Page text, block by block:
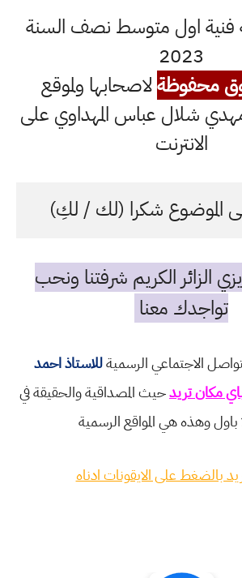
فنية اول متوسط نصف السنة
2023
محفوظةلاصحابها ولموقع
شلال عباس المهداوي على
الانترنت
الموضوع شكرا (لك / لكِ)
الزائر الكريم شرفتنا ونحب
تواجدك معنا
الاجتماعي الرسميةللاستاذ احمد
مكان تريدحيث المصداقية والحقيقة في
باول وهذه هي المواقع الرسمية
بالضغط على الايقونات ادناه